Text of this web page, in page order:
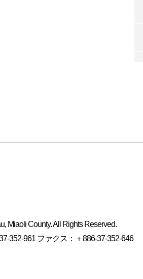
Miaoli County. All Rights Reserved.
352-961 ファクス：＋886-37-352-646